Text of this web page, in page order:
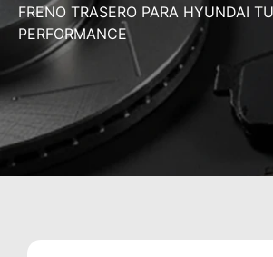
FRENO TRASERO PARA HYUNDAI
PERFORMANCE